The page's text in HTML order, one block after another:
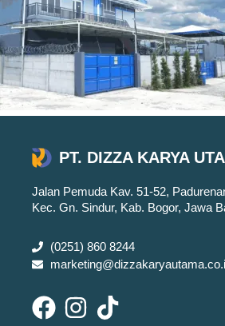
PT. DIZZA KARYA
Jalan Pemuda Kav. 51-52,
Kec. Gn. Sindur, Kab. Bogor, Jawa
(0251) 860 8244